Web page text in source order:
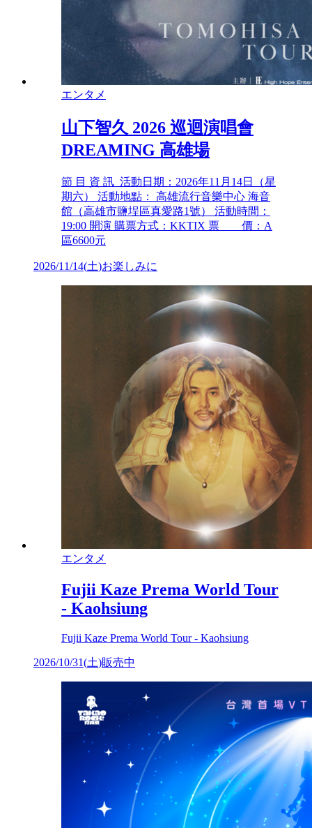
エンタメ
山下智久 2026 巡迴演唱會
DREAMING 高雄場
節 目 資 訊 活動日期：2026年11月14日（星
期六） 活動地點： 高雄流行音樂中心 海音
館（高雄市鹽埕區真愛路1號） 活動時間：
19:00 開演 購票方式：KKTIX 票 價：A
區6600元
2026/11/14(土)お楽しみに
エンタメ
Fujii Kaze Prema World Tour
- Kaohsiung
Fujii Kaze Prema World Tour - Kaohsiung
2026/10/31(土)販売中